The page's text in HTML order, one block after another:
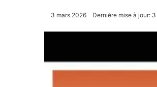
3 mars 2026 Dernière mise à jour: